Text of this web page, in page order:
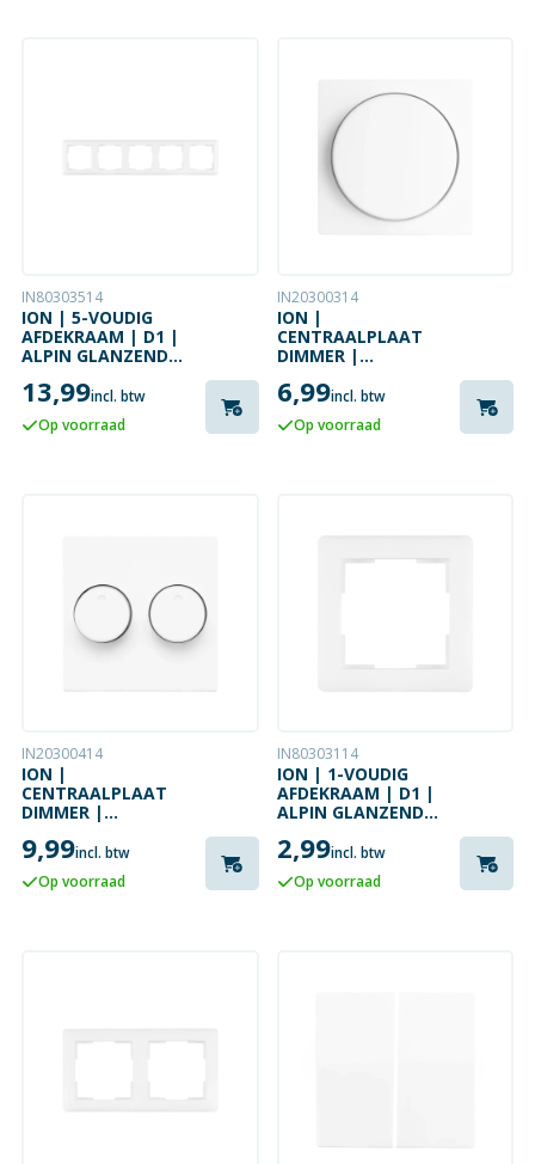
IN80303514
ION | 5-VOUDIG
AFDEKRAAM | D1 |
ALPIN GLANZEND
13,99incl. btw
Op voorraad
IN20300314
ION |
CENTRAALPLAAT
DIMMER |
D1/J1/V1 | WIT
6,99incl. btw
Op voorraad
IN20300414
ION |
CENTRAALPLAAT
DIMMER |
D1/J1/V1 | ALPIN
GLANZEND WIT
9,99incl. btw
Op voorraad
IN80303114
ION | 1-VOUDIG
AFDEKRAAM | D1 |
ALPIN GLANZEND
2,99incl. btw
Op voorraad